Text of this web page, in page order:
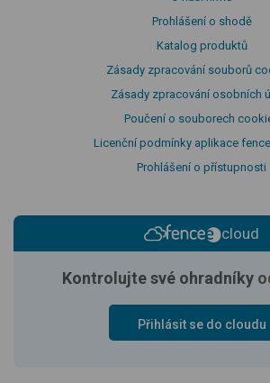
Prohlášení o shodě
Katalog produktů
Zásady zpracování souborů
Zásady zpracování osobních
Poučení o souborech
Licenční podmínky aplikace
Prohlášení o přístupnosti
cloud
Kontrolujte své ohradníky
Přihlásit se do cloudu